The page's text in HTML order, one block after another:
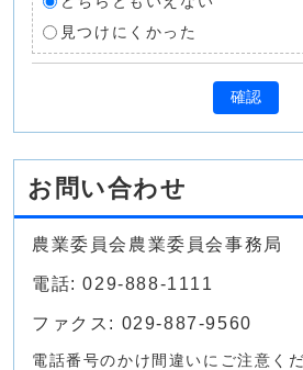
見つけにくかった
確認
お問い合わせ
農業委員会農業委員会事務局
電話: 029-888-1111
ファクス: 029-887-9560
電話番号のかけ間違いにご注意くだ